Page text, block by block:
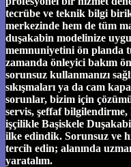
tecrübe ve teknik bilgi
merkezinde hem de tüm
duşakabin modelinize
memnuniyetini ön planda
zamanda önleyici bakım
sorunsuz kullanmanızı
sıkışmaları ya da cam
sorunlar, bizim için
servis, şeffaf
işçilikle Başiskele
ilke edindik. Sorunsuz ve
tercih edin; alanında
yaratalım.